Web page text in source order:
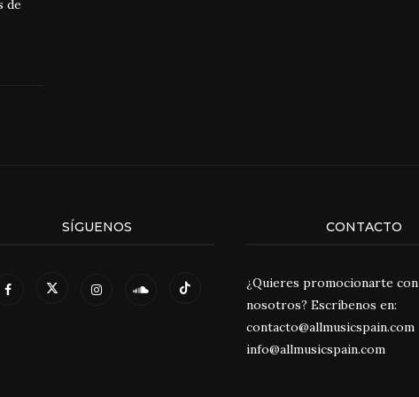
de
SÍGUENOS CONTACTO
¿Quieres promocionarte con
nosotros? Escríbenos en:
contacto@allmusicspain.com
info@allmusicspain.com